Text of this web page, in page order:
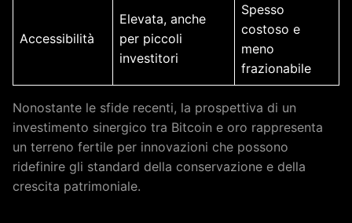
Accessibilità
Elevata, anche
per piccoli
investitori
Spesso
costoso e
meno
frazionabile
Nonostante le sfide recenti, la prospettiva di un
investimento sinergico tra Bitcoin e oro rappresenta
un terreno fertile per innovazioni che possono
ridefinire gli standard della conservazione e della
crescita patrimoniale.